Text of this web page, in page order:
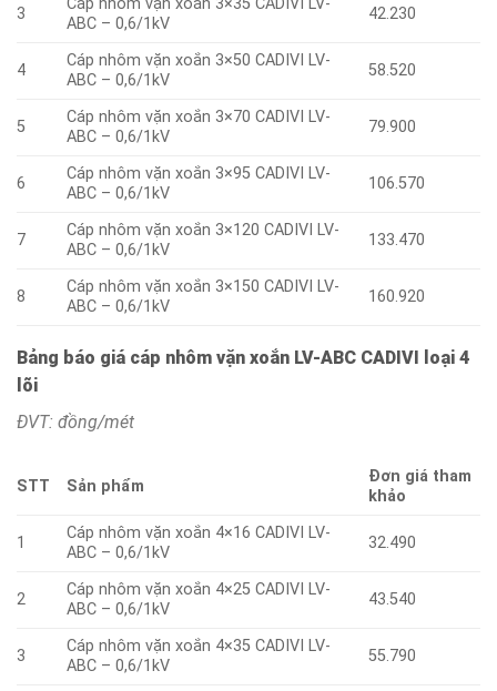
3
ABC – 0,6/1kV
42.230
4
Cáp nhôm vặn xoắn 3×50 CADIVI LV-
ABC – 0,6/1kV
58.520
5
Cáp nhôm vặn xoắn 3×70 CADIVI LV-
ABC – 0,6/1kV
79.900
6
Cáp nhôm vặn xoắn 3×95 CADIVI LV-
ABC – 0,6/1kV
106.570
7
Cáp nhôm vặn xoắn 3×120 CADIVI LV-
ABC – 0,6/1kV
133.470
8
Cáp nhôm vặn xoắn 3×150 CADIVI LV-
ABC – 0,6/1kV
160.920
Bảng báo giá cáp nhôm vặn xoắn LV-ABC CADIVI loại 4
lõi
ĐVT: đồng/mét
STT Sản phẩm
Đơn giá tham
khảo
1
Cáp nhôm vặn xoắn 4×16 CADIVI LV-
ABC – 0,6/1kV
32.490
2
Cáp nhôm vặn xoắn 4×25 CADIVI LV-
ABC – 0,6/1kV
43.540
3
Cáp nhôm vặn xoắn 4×35 CADIVI LV-
ABC – 0,6/1kV
55.790